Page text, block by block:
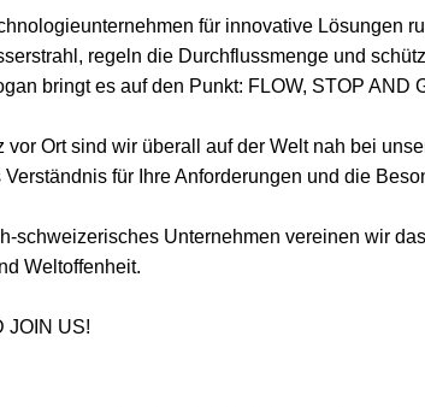
für innovative Lösungen
regeln die Durchfluss­menge und
bringt es auf den Punkt: FLOW, STOP AND
vor Ort sind wir überall auf der Welt nah bei
für Ihre Anforder­ungen und die
schweizerisches Unternehmen vereinen wir
Welt­offenheit.
JOIN US!